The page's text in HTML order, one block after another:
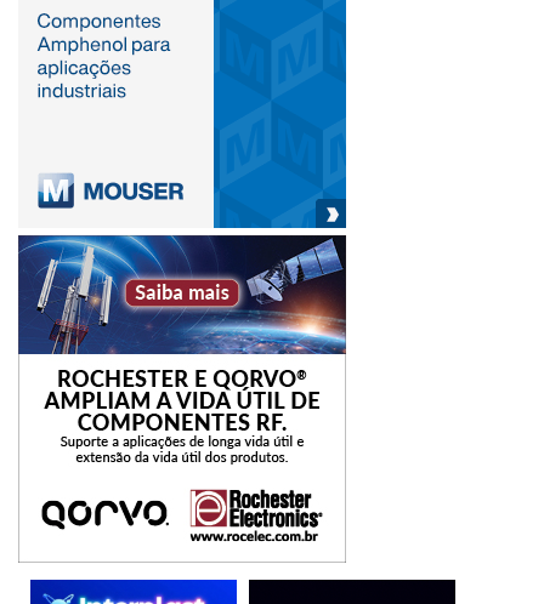
ampliação do benefício amazonense, na expectativa de
que, no Plenário do Senado Federal, possa ser
restabelecido o texto original do PLP 68/2024,protocolado
ZFM, porém em montante necessário à manutenção do
diferencial competitivo daquela região.
Abinee IBS reforma tributária
regulamenta Zona Franca de Manaus